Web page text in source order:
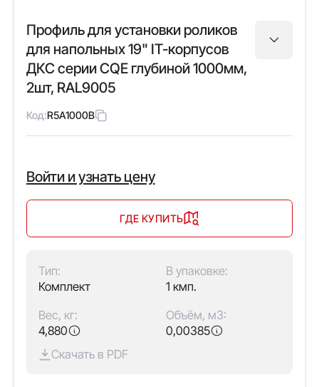
Профиль для установки роликов
для напольных 19" IT-корпусов
ДКС серии CQE глубиной 1000мм,
2шт, RAL9005
Код:R5A1000B
Войти и узнать цену
ГДЕ КУПИТЬ
Тип:
Комплект
В упаковке:
1 кмп.
Вес, кг:
4,880
Объём, м3:
0,00385
Скачать в PDF